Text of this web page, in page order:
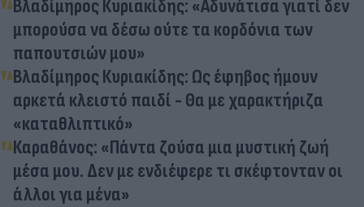
Βλαδίμηρος Κυριακίδης: «Αδυνάτισα γιατί δεν
μπορούσα να δέσω ούτε τα κορδόνια των
παπουτσιών μου»
Βλαδίμηρος Κυριακίδης: Ως έφηβος ήμουν
αρκετά κλειστό παιδί - Θα με χαρακτήριζα
«καταθλιπτικό»
Καραθάνος: «Πάντα ζούσα μια μυστική ζωή
μέσα μου. Δεν με ενδιέφερε τι σκέφτονταν οι
άλλοι για μένα»